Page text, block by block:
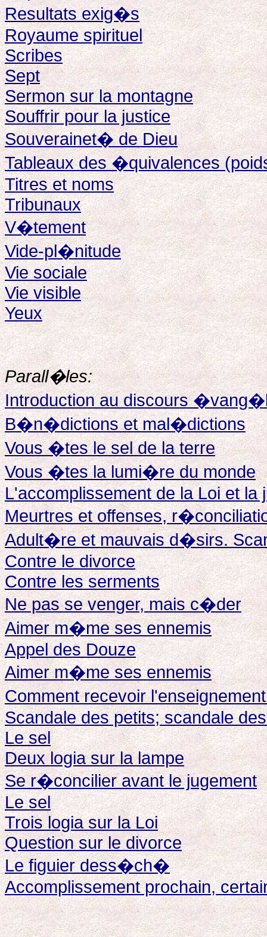
Resultats exig�s
Royaume spirituel
Scribes
Sept
Sermon sur la montagne
Souffrir pour la justice
Souverainet� de Dieu
Tableaux des �quivalences
Titres et noms
Tribunaux
V�tement
Vide-pl�nitude
Vie sociale
Vie visible
Yeux
Parall�les:
Introduction au discours
B�n�dictions et mal�dictions
Vous �tes le sel de la terre
Vous �tes la lumi�re du monde
L'accomplissement de la Loi et la
Meurtres et offenses,
Adult�re et mauvais d�sirs.
Contre le divorce
Contre les serments
Ne pas se venger, mais c�der
Aimer m�me ses ennemis
Appel des Douze
Aimer m�me ses ennemis
Comment recevoir
Scandale des petits; scandale
Le sel
Deux logia sur la lampe
Se r�concilier avant le jugement
Le sel
Trois logia sur la Loi
Question sur le divorce
Le figuier dess�ch�
Accomplissement prochain,